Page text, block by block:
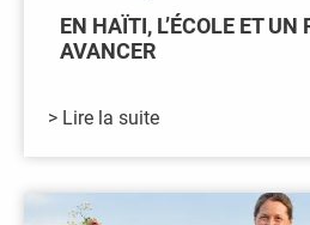
EN HAÏTI, L’ÉCOLE ET UN
AVANCER
> Lire la suite